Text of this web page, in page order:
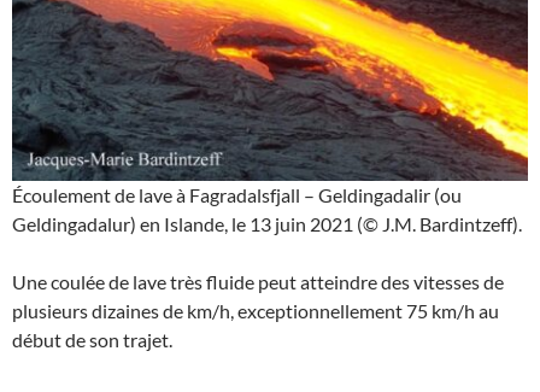
Écoulement de lave à Fagradalsfjall – Geldingadalir (ou
Geldingadalur) en Islande, le 13 juin 2021 (© J.M. Bardintzeff).
Une coulée de lave très fluide peut atteindre des vitesses de
plusieurs dizaines de km/h, exceptionnellement 75 km/h au
début de son trajet.